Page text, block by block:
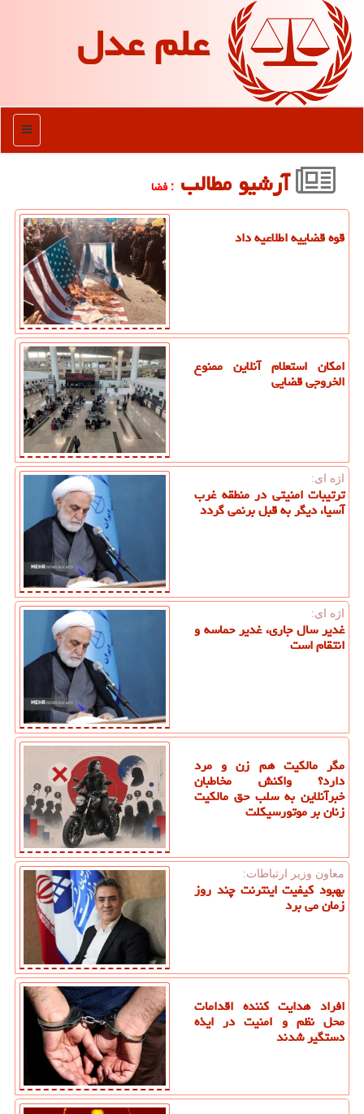
علم عدل
منو
آرشیو مطالب : فضا
قوه قضاییه اطلاعیه داد
امکان استعلام آنلاین ممنوع
الخروجی قضایی
اژه ای:
ترتیبات امنیتی در منطقه غرب
آسیا، دیگر به قبل برنمی گردد
اژه ای:
غدیر سال جاری، غدیر حماسه و
انتقام است
مگر مالکیت هم زن و مرد
دارد؟ واکنش مخاطبان
خبرآنلاین به سلب حق مالکیت
زنان بر موتورسیکلت
معاون وزیر ارتباطات:
بهبود کیفیت اینترنت چند روز
زمان می برد
افراد هدایت کننده اقدامات
محل نظم و امنیت در ایذه
دستگیر شدند